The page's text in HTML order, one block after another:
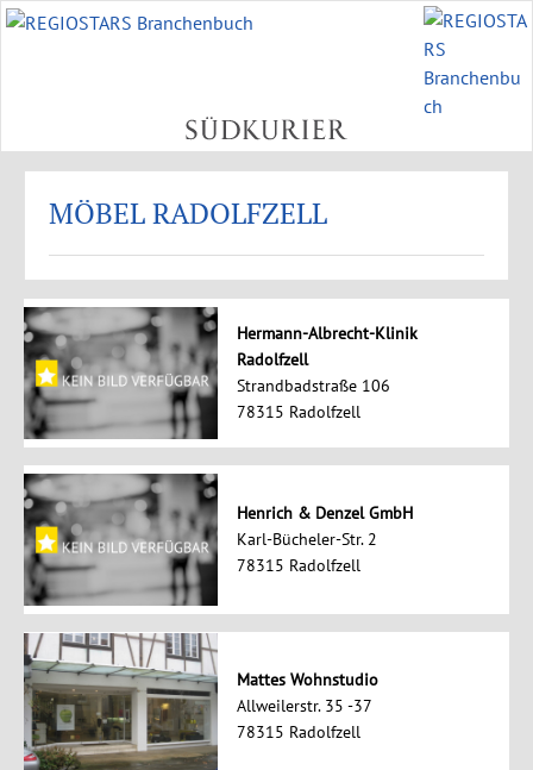
MÖBEL RADOLFZELL
Hermann-Albrecht-Klinik
Radolfzell
Strandbadstraße 106
78315 Radolfzell
Henrich & Denzel GmbH
Karl-Bücheler-Str. 2
78315 Radolfzell
Mattes Wohnstudio
Allweilerstr. 35 -37
78315 Radolfzell